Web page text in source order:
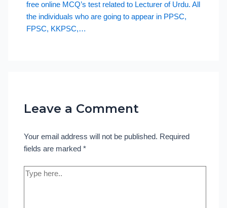
free online MCQ’s test related to Lecturer of Urdu. All
the individuals who are going to appear in PPSC,
FPSC, KKPSC,…
Leave a Comment
Your email address will not be published. Required
fields are marked*
Type